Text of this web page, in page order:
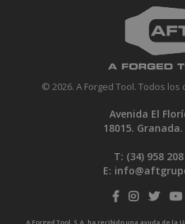
© 2026. A Forged Tool. Todos
Avenida El
18015. Granada.
T: (34) 958
E: